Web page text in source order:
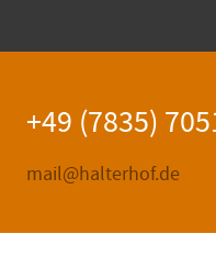
+49 (7835)
mail@halterhof.de